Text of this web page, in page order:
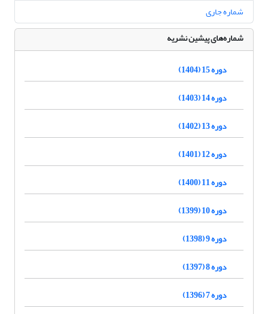
شماره جاری
شماره‌های پیشین نشریه
دوره 15 (1404)
دوره 14 (1403)
دوره 13 (1402)
دوره 12 (1401)
دوره 11 (1400)
دوره 10 (1399)
دوره 9 (1398)
دوره 8 (1397)
دوره 7 (1396)